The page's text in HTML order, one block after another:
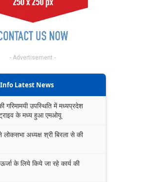
- Advertisement -
Info Latest News
गरिमामयी उपस्थिति में मध्यप्रदेश
के मध्य हुआ एमओयू
अध्यक्ष श्री बिरला से की
ऊर्जा के लिये किये जा रहे कार्य की